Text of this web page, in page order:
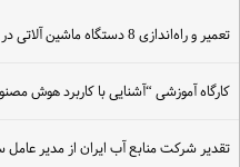
تعمیر و راه‌اندازی 8 دستگاه ماشین آلاتی در شرکت عمران نیرو خوزستان صبا
کارگاه آموزشی “آشنایی با کاربرد هوش
تقدیر شرکت منابع آب ایران از مدیر عامل